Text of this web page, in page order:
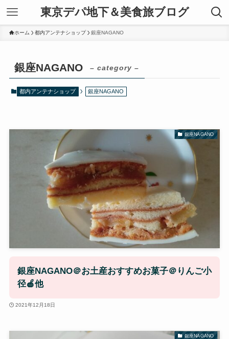
東京デパ地下＆美食旅ブログ
ホーム 都内アンテナショップ 銀座NAGANO
銀座NAGANO – category –
都内アンテナショップ 銀座NAGANO
銀座NAGANO
銀座NAGANO＠お土産おすすめお菓子＠りんご小
径🍎他
2021年12月18日
銀座NAGANO